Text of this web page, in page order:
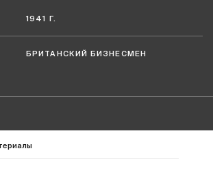
1941 Г.
БРИТАНСКИЙ БИЗНЕСМЕН